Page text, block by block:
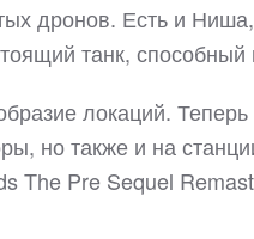
дронов. Есть и
танк, способный
локаций.
но также и на
The Pre Sequel